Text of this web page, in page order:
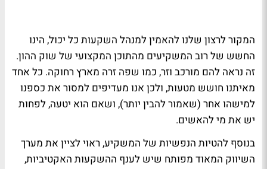
המקור לרצון שלנו להאמין למנהל השקעות כל יכול, הינו
החשש של רוב המשקיעים מהתוכן המקצועי של שוק ההון.
זה נראה להם מורכב וזר, כמו שפה זרה מארץ רחוקה. כל אחד
מאיתנו חושש מטעות, ולכן אנו מעדיפים למסור את כספנו
למישהו אחר (שאמור להבין יותר), ושאם הוא יטעה, לפחות
יש את מי להאשים.
בנוסף להטיות הנפשיות של המשקיע, ראוי לציין את מערך
השיווק המאוד מפותח שיש לענף ההשקעות האקטיביות,